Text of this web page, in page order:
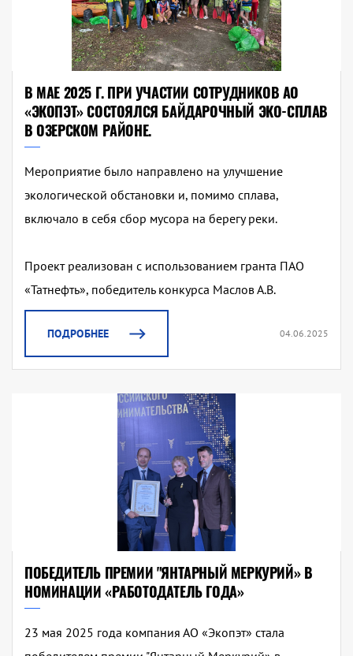
В МАЕ 2025 Г. ПРИ УЧАСТИИ СОТРУДНИКОВ АО
«ЭКОПЭТ» СОСТОЯЛСЯ БАЙДАРОЧНЫЙ ЭКО-СПЛАВ
В ОЗЕРСКОМ РАЙОНЕ.
Мероприятие было направлено на улучшение
экологической обстановки и, помимо сплава,
включало в себя сбор мусора на берегу реки.
Проект реализован с использованием гранта ПАО
«Татнефть», победитель конкурса Маслов А.В.
ПОДРОБНЕЕ 04.06.2025
ПОБЕДИТЕЛЬ ПРЕМИИ "ЯНТАРНЫЙ МЕРКУРИЙ» В
НОМИНАЦИИ «РАБОТОДАТЕЛЬ ГОДА»
23 мая 2025 года компания АО «Экопэт» стала